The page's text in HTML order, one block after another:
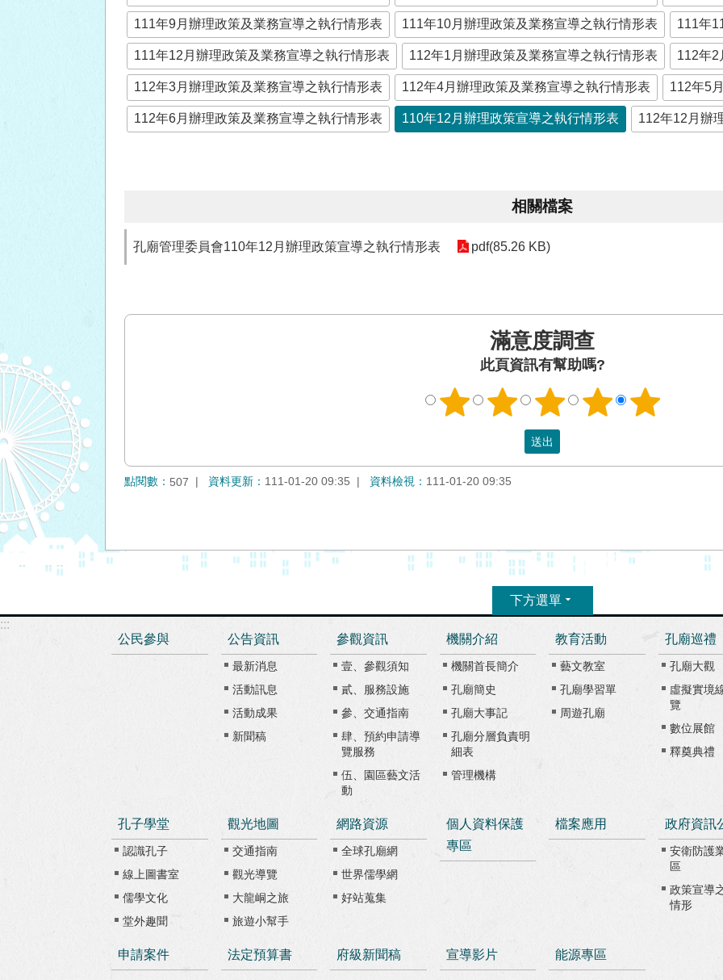
111年9月辦理政策及業務宣導之執行情形表 111年10月辦理政策及業務宣導之執行情形表 111年
111年12月辦理政策及業務宣導之執行情形表 112年1月辦理政策及業務宣導之執行情形表 112年2
112年3月辦理政策及業務宣導之執行情形表 112年4月辦理政策及業務宣導之執行情形表 112年5
112年6月辦理政策及業務宣導之執行情形表 110年12月辦理政策宣導之執行情形表 112年12月辦
相關檔案
孔廟管理委員會110年12月辦理政策宣導之執行情形表 pdf(85.26 KB)
滿意度調查
此頁資訊有幫助嗎?
點閱數： 507 資料更新： 111-01-20 09:35 資料檢視： 111-01-20 09:35
下方選單
:::
公民參與
公告資訊
最新消息
活動訊息
活動成果
新聞稿
參觀資訊
壹、參觀須知
貳、服務設施
參、交通指南
肆、預約申請導
覽服務
伍、園區藝文活
動
機關介紹
機關首長簡介
孔廟簡史
孔廟大事記
孔廟分層負責明
細表
管理機構
教育活動
藝文教室
孔廟學習單
周遊孔廟
孔廟巡禮
孔廟大觀
虛擬實境
覽
數位展館
釋奠典禮
孔子學堂
認識孔子
線上圖書室
儒學文化
堂外趣聞
觀光地圖
交通指南
觀光導覽
大龍峒之旅
旅遊小幫手
網路資源
全球孔廟網
世界儒學網
好站蒐集
個人資料保護
專區
檔案應用 政府資訊
安衛防護
區
政策宣導
情形
申請案件 法定預算書 府級新聞稿 宣導影片 能源專區